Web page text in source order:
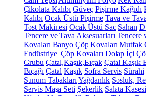
Çikolata Kalıbı Güveç Pişirme Kağıdı
Kalıbı Ocak Üstü Pişirme Tava ve
Tost Makinesi Ocak Üstü Sac Sahan
Tencere ve Tava Aksesuarları Tencere
Kovaları Banyo Çöp Kovaları Mutfak
Endüstriyel Çöp Kovaları Dolap İçi
Grubu Çatal,Kaşık,Bıçak Çatal Kaşık
Bıçağı Çatal Kaşık Sofra Servis Sürahi
Sunum Tabakları Yağdanlık Sosluk,
Servis Maşa Seti Şekerlik Salata Kasesi